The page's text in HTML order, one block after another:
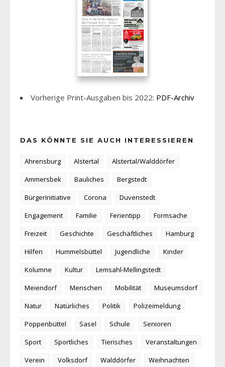
Vorherige Print-Ausgaben bis 2022: PDF-Archiv
DAS KÖNNTE SIE AUCH INTERESSIEREN
Ahrensburg Alstertal
Alstertal/Walddörfer
Ammersbek
Bauliches
Bergstedt
Bürgerinitiative
Corona
Duvenstedt
Engagement
Familie Ferientipp
Formsache
Freizeit
Geschichte Geschäftliches
Hamburg
Hilfen
Hummelsbüttel Jugendliche
Kinder
Kolumne
Kultur
Lemsahl-Mellingstedt
Meiendorf
Menschen Mobilität
Museumsdorf
Natur
Natürliches Politik
Polizeimeldung
Poppenbüttel
Sasel Schule
Senioren
Sport
Sportliches Tierisches
Veranstaltungen
Verein
Volksdorf Walddörfer
Weihnachten